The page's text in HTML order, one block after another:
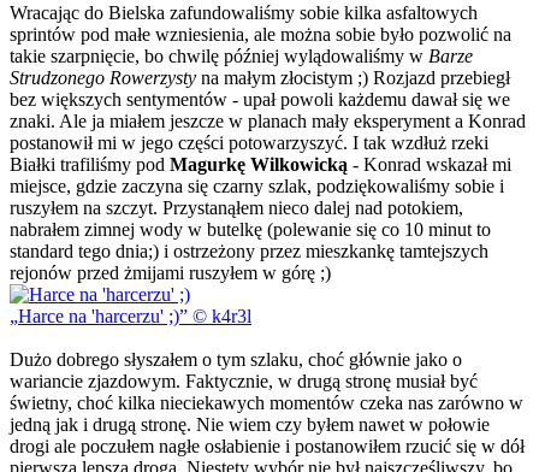
Wracając do Bielska zafundowaliśmy sobie kilka asfaltowych
sprintów pod małe wzniesienia, ale można sobie było pozwolić na
takie szarpnięcie, bo chwilę później wylądowaliśmy w Barze
Strudzonego Rowerzysty na małym złocistym ;) Rozjazd przebiegł
bez większych sentymentów - upał powoli każdemu dawał się we
znaki. Ale ja miałem jeszcze w planach mały eksperyment a Konrad
postanowił mi w jego części potowarzyszyć. I tak wzdłuż rzeki
Białki trafiliśmy pod Magurkę Wilkowicką - Konrad wskazał mi
miejsce, gdzie zaczyna się czarny szlak, podziękowaliśmy sobie i
ruszyłem na szczyt. Przystanąłem nieco dalej nad potokiem,
nabrałem zimnej wody w butelkę (polewanie się co 10 minut to
standard tego dnia;) i ostrzeżony przez mieszkankę tamtejszych
rejonów przed żmijami ruszyłem w górę ;)
Harce na 'harcerzu' ;) © k4r3l
Dużo dobrego słyszałem o tym szlaku, choć głównie jako o
wariancie zjazdowym. Faktycznie, w drugą stronę musiał być
świetny, choć kilka nieciekawych momentów czeka nas zarówno w
jedną jak i drugą stronę. Nie wiem czy byłem nawet w połowie
drogi ale poczułem nagłe osłabienie i postanowiłem rzucić się w dół
pierwszą lepszą drogą. Niestety wybór nie był najszczęśliwszy, bo